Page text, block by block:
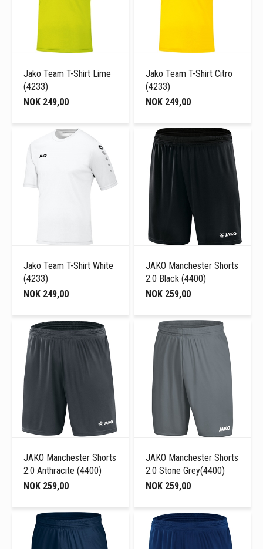
Jako Team T-Shirt Lime
(4233)
NOK 249,00
Jako Team T-Shirt Citro
(4233)
NOK 249,00
Jako Team T-Shirt White
(4233)
NOK 249,00
JAKO Manchester Shorts
2.0 Black (4400)
NOK 259,00
JAKO Manchester Shorts
2.0 Anthracite (4400)
NOK 259,00
JAKO Manchester Shorts
2.0 Stone Grey(4400)
NOK 259,00